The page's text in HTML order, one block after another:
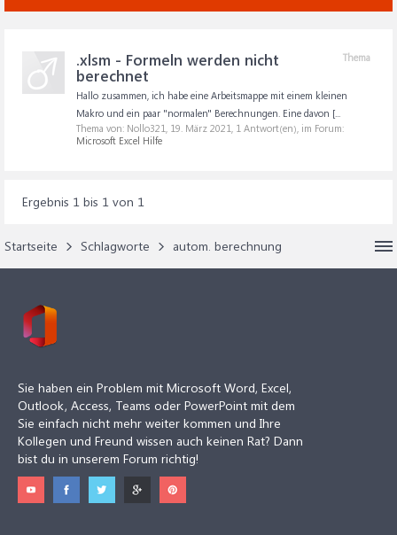
Thema
.xlsm - Formeln werden nicht
berechnet
Hallo zusammen, ich habe eine Arbeitsmappe mit einem kleinen
Makro und ein paar "normalen" Berechnungen. Eine davon [...
Thema von: Nollo321, 19. März 2021, 1 Antwort(en), im Forum:
Microsoft Excel Hilfe
Ergebnis 1 bis 1 von 1
Startseite Schlagworte autom. berechnung
Sie haben ein Problem mit Microsoft Word, Excel,
Outlook, Access, Teams oder PowerPoint mit dem
Sie einfach nicht mehr weiter kommen und Ihre
Kollegen und Freund wissen auch keinen Rat? Dann
bist du in unserem Forum richtig!